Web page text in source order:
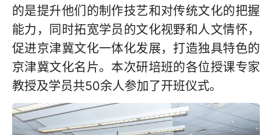
的是提升他们的制作技艺和对传统文化的把握
能力，同时拓宽学员的文化视野和人文情怀，
促进京津冀文化一体化发展，打造独具特色的
京津冀文化名片。本次研培班的各位授课专家
教授及学员共50余人参加了开班仪式。